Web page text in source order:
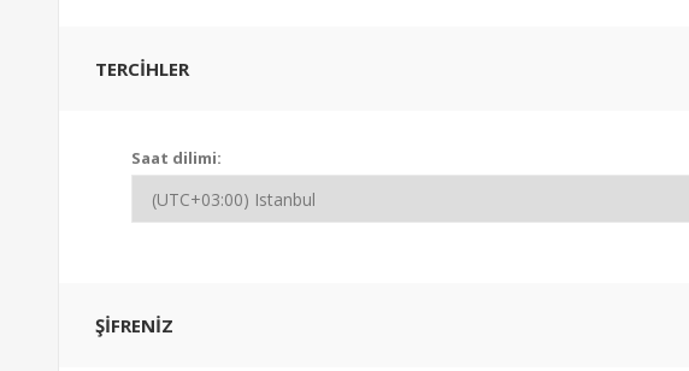
TERCIHLER
Saat dilimi:
ŞIFRENIZ